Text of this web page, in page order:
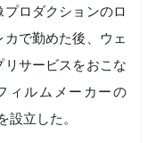
ロダクションのロ
で勤めた後、ウェ
サービスをおこな
ィルムメーカーの
立した。